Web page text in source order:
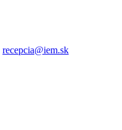
recepcia@iem.sk